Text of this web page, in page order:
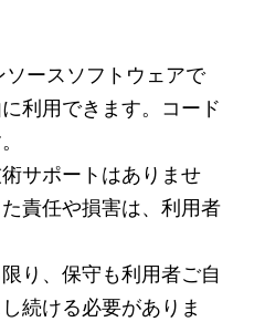
ースソフトウェアで
利用できます。コード
サポートはありませ
責任や損害は、利用者
り、保守も利用者ご自
続ける必要がありま